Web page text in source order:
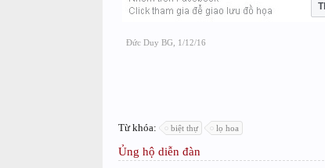
Đức Duy BG, 1/12/16
Từ khóa: biệt thự lọ hoa
Ủng hộ diễn đàn